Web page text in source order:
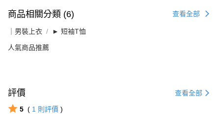
商品相關分類 (6) 查看全部
｜男裝上衣 ► 短袖T恤
人氣商品推薦
評價 查看全部
5 ( 1 則評價 )